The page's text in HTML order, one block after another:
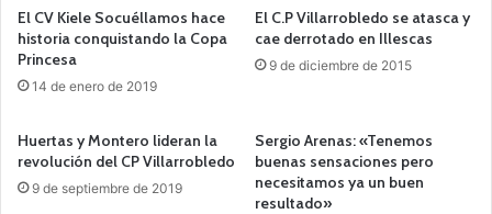
El CV Kiele Socuéllamos hace
historia conquistando la Copa
Princesa
14 de enero de 2019
El C.P Villarrobledo se atasca y
cae derrotado en Illescas
9 de diciembre de 2015
Huertas y Montero lideran la
revolución del CP Villarrobledo
9 de septiembre de 2019
Sergio Arenas: «Tenemos
buenas sensaciones pero
necesitamos ya un buen
resultado»